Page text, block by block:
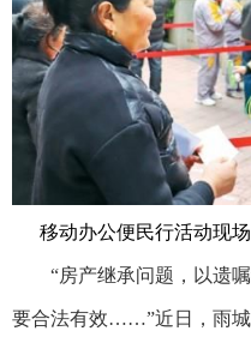
移动办公便民行活动现
“房产继承问题，以遗嘱
要合法有效……”近日，雨